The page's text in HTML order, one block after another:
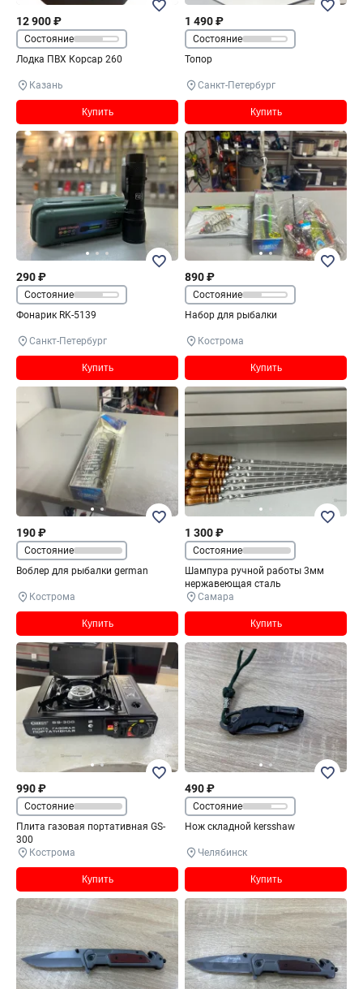
12 900 ₽
Состояние
Лодка ПВХ Корсар 260
Казань
Купить
1 490 ₽
Состояние
Топор
Санкт-Петербург
Купить
290 ₽
Состояние
Фонарик RK-5139
Санкт-Петербург
Купить
890 ₽
Состояние
Набор для рыбалки
Кострома
Купить
190 ₽
Состояние
Воблер для рыбалки german
Кострома
Купить
1 300 ₽
Состояние
Шампура ручной работы 3мм
нержавеющая сталь
Самара
Купить
990 ₽
Состояние
Плита газовая портативная GS-
300
Кострома
Купить
490 ₽
Состояние
Нож складной kersshaw
Челябинск
Купить